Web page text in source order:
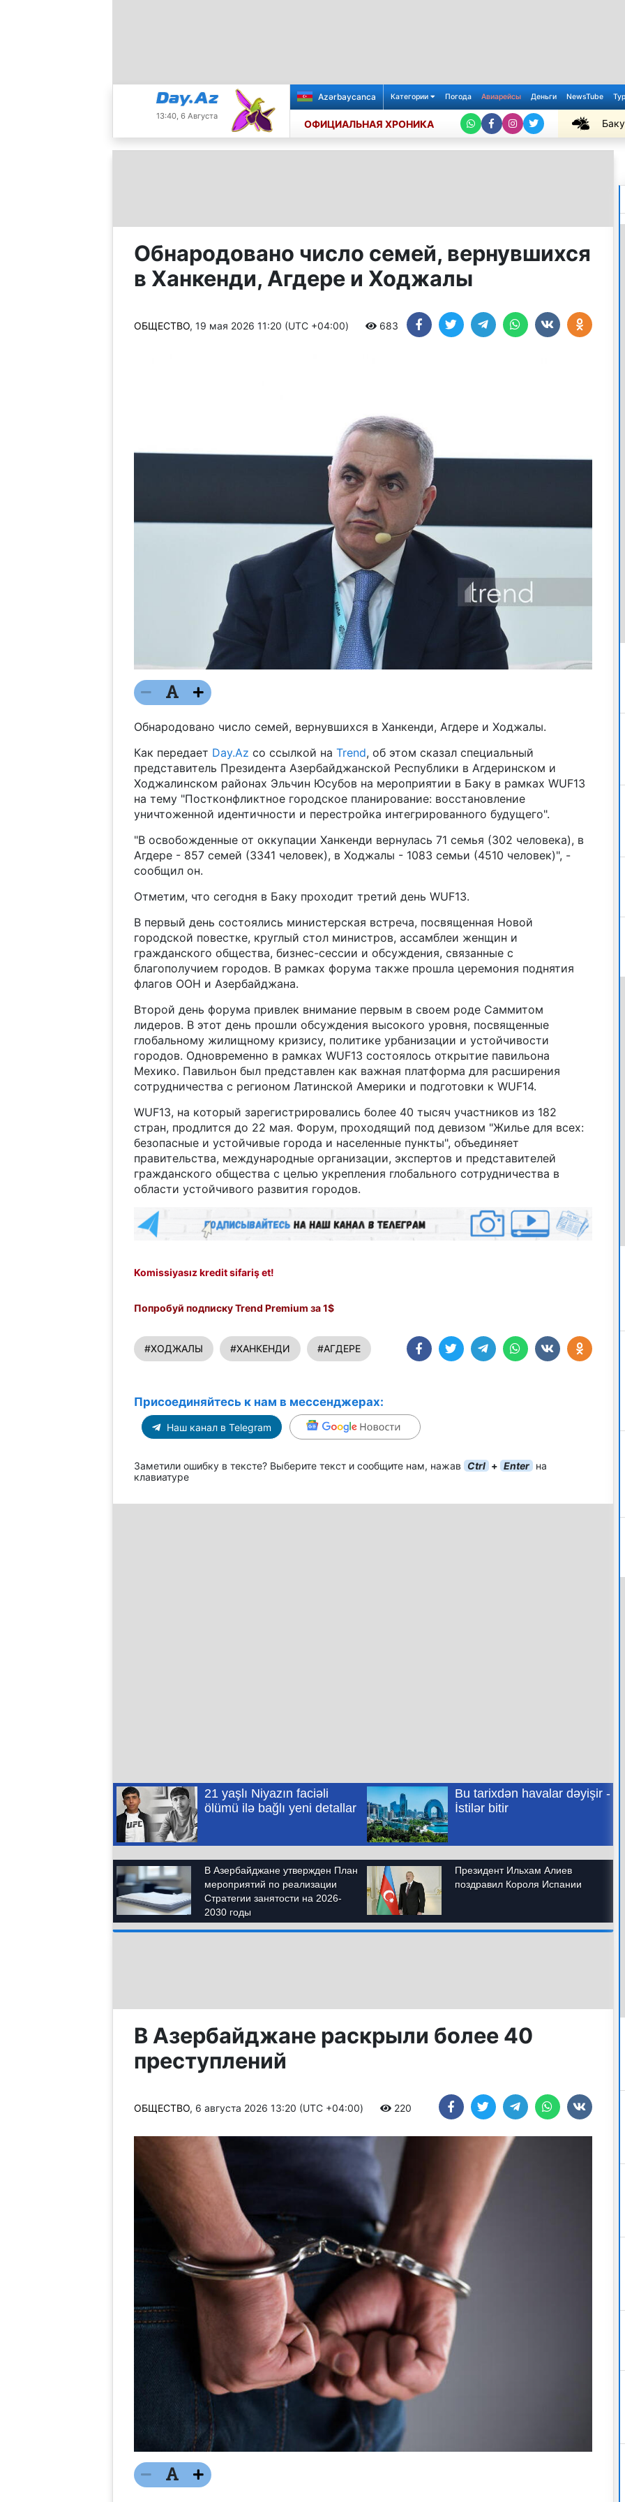
13:40, 6 Августа
Azərbaycanca Категории Погода Авиарейсы Деньги NewsTube
ОФИЦИАЛЬНАЯ ХРОНИКА Баку
+29℃
Обнародовано число семей, вернувшихся
в Ханкенди, Агдере и Ходжалы
ОБЩЕСТВО, 19 мая 2026 11:20 (UTC +04:00) 683
Обнародовано число семей, вернувшихся в Ханкенди, Агдере и Ходжалы.
Как передает Day.Az со ссылкой на Trend, об этом сказал специальный
представитель Президента Азербайджанской Республики в Агдеринском и
Ходжалинском районах Эльчин Юсубов на мероприятии в Баку в рамках WUF13
на тему "Постконфликтное городское планирование: восстановление
уничтоженной идентичности и перестройка интегрированного будущего".
"В освобожденные от оккупации Ханкенди вернулась 71 семья (302 человека), в
Агдере - 857 семей (3341 человек), в Ходжалы - 1083 семьи (4510 человек)", -
сообщил он.
Отметим, что сегодня в Баку проходит третий день WUF13.
В первый день состоялись министерская встреча, посвященная Новой
городской повестке, круглый стол министров, ассамблеи женщин и
гражданского общества, бизнес-сессии и обсуждения, связанные с
благополучием городов. В рамках форума также прошла церемония поднятия
флагов ООН и Азербайджана.
Второй день форума привлек внимание первым в своем роде Саммитом
лидеров. В этот день прошли обсуждения высокого уровня, посвященные
глобальному жилищному кризису, политике урбанизации и устойчивости
городов. Одновременно в рамках WUF13 состоялось открытие павильона
Мехико. Павильон был представлен как важная платформа для расширения
сотрудничества с регионом Латинской Америки и подготовки к WUF14.
WUF13, на который зарегистрировались более 40 тысяч участников из 182
стран, продлится до 22 мая. Форум, проходящий под девизом "Жилье для всех:
безопасные и устойчивые города и населенные пункты", объединяет
правительства, международные организации, экспертов и представителей
гражданского общества с целью укрепления глобального сотрудничества в
области устойчивого развития городов.
Komissiyasız kredit sifariş et!
Попробуй подписку Trend Premium за 1$
#ХОДЖАЛЫ #ХАНКЕНДИ #АГДЕРЕ
Присоединяйтесь к нам в мессенджерах:
Наш канал в Telegram
Заметили ошибку в тексте? Выберите текст и сообщите нам, нажав Ctrl + Enter на
клавиатуре
В Азербайджане раскрыли более 40
преступлений
ОБЩЕСТВО, 6 августа 2026 13:20 (UTC +04:00) 220